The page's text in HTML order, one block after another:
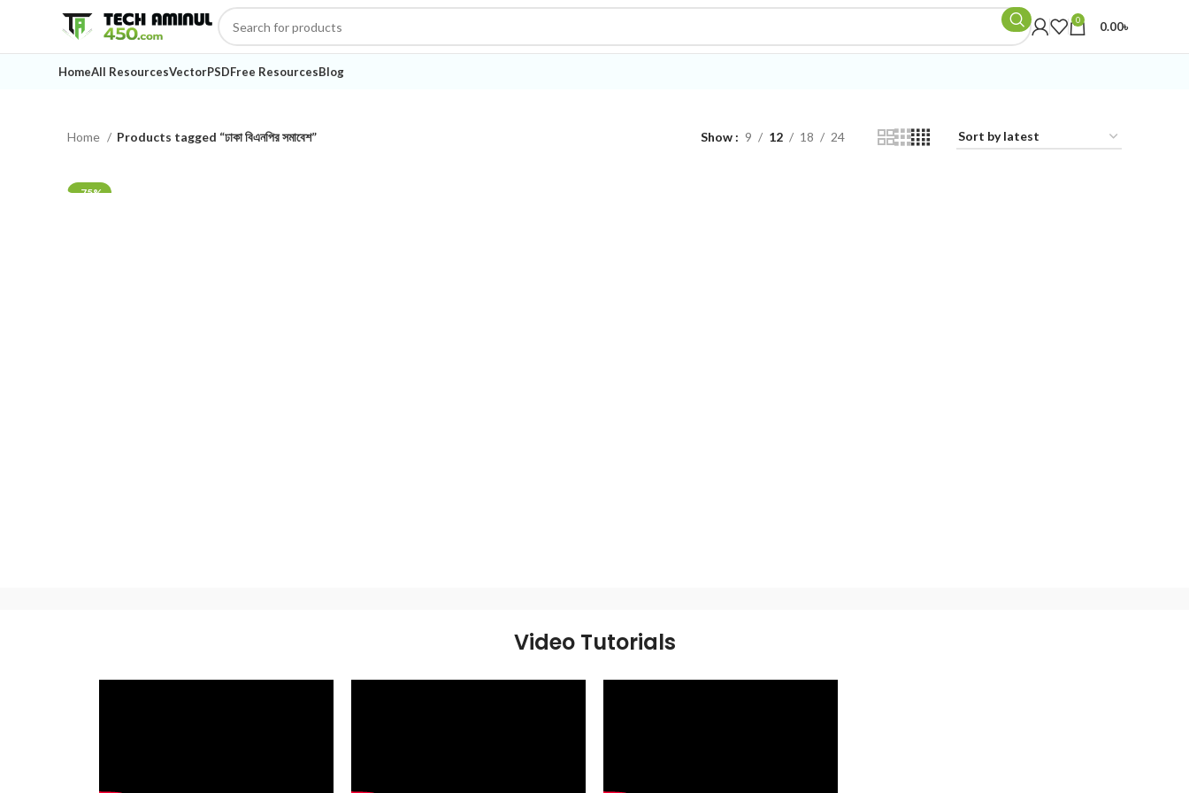
0 0.00৳
HomeAll ResourcesVectorPSDFree ResourcesBlog
Home Products tagged “ঢাকা বিএনপির সমাবেশ” Show 9 12 18 24
-75%
Video Tutorials